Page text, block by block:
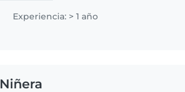
Experiencia: > 1 año
Niñera